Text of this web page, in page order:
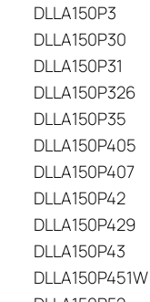
DLLA150P3
DLLA150P30
DLLA150P31
DLLA150P326
DLLA150P35
DLLA150P405
DLLA150P407
DLLA150P42
DLLA150P429
DLLA150P43
DLLA150P451W